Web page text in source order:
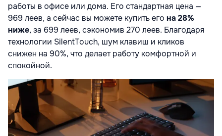
работы в офисе или дома. Его стандартная цена —
969 леев, а сейчас вы можете купить его на 28%
ниже, за 699 леев, сэкономив 270 леев. Благодаря
технологии SilentTouch, шум клавиш и кликов
снижен на 90%, что делает работу комфортной и
спокойной.